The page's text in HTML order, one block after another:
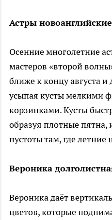
Астры
Осенние многолетние
мастеров «второй
ближе к концу августа и
усыпая кусты мелкими
корзинками. Кусты
образуя плотные
пустоты там, где летние
Вероника
Вероника даёт
цветов, которые